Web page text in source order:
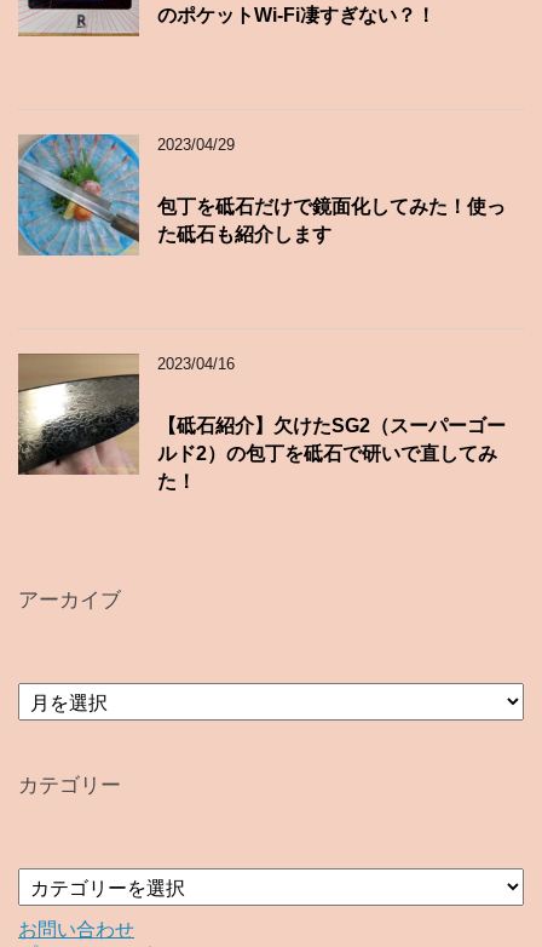
のポケットWi-Fi凄すぎない？！
2023/04/29
包丁を砥石だけで鏡面化してみた！使っ
た砥石も紹介します
2023/04/16
【砥石紹介】欠けたSG2（スーパーゴー
ルド2）の包丁を砥石で研いで直してみ
た！
アーカイブ
ア
ー
ブ
カテゴリー
テ
ゴ
お問い合わせ